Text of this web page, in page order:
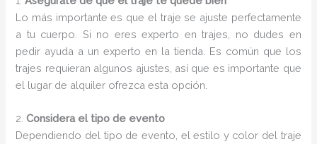
Lo más importante es que el traje se ajuste perfectamente
a tu cuerpo. Si no eres experto en trajes, no dudes en
pedir ayuda a un experto en la tienda. Es común que los
trajes requieran algunos ajustes, así que es importante que
el lugar de alquiler ofrezca esta opción.
2.Considera el tipo de evento
Dependiendo del tipo de evento, el estilo y color del traje